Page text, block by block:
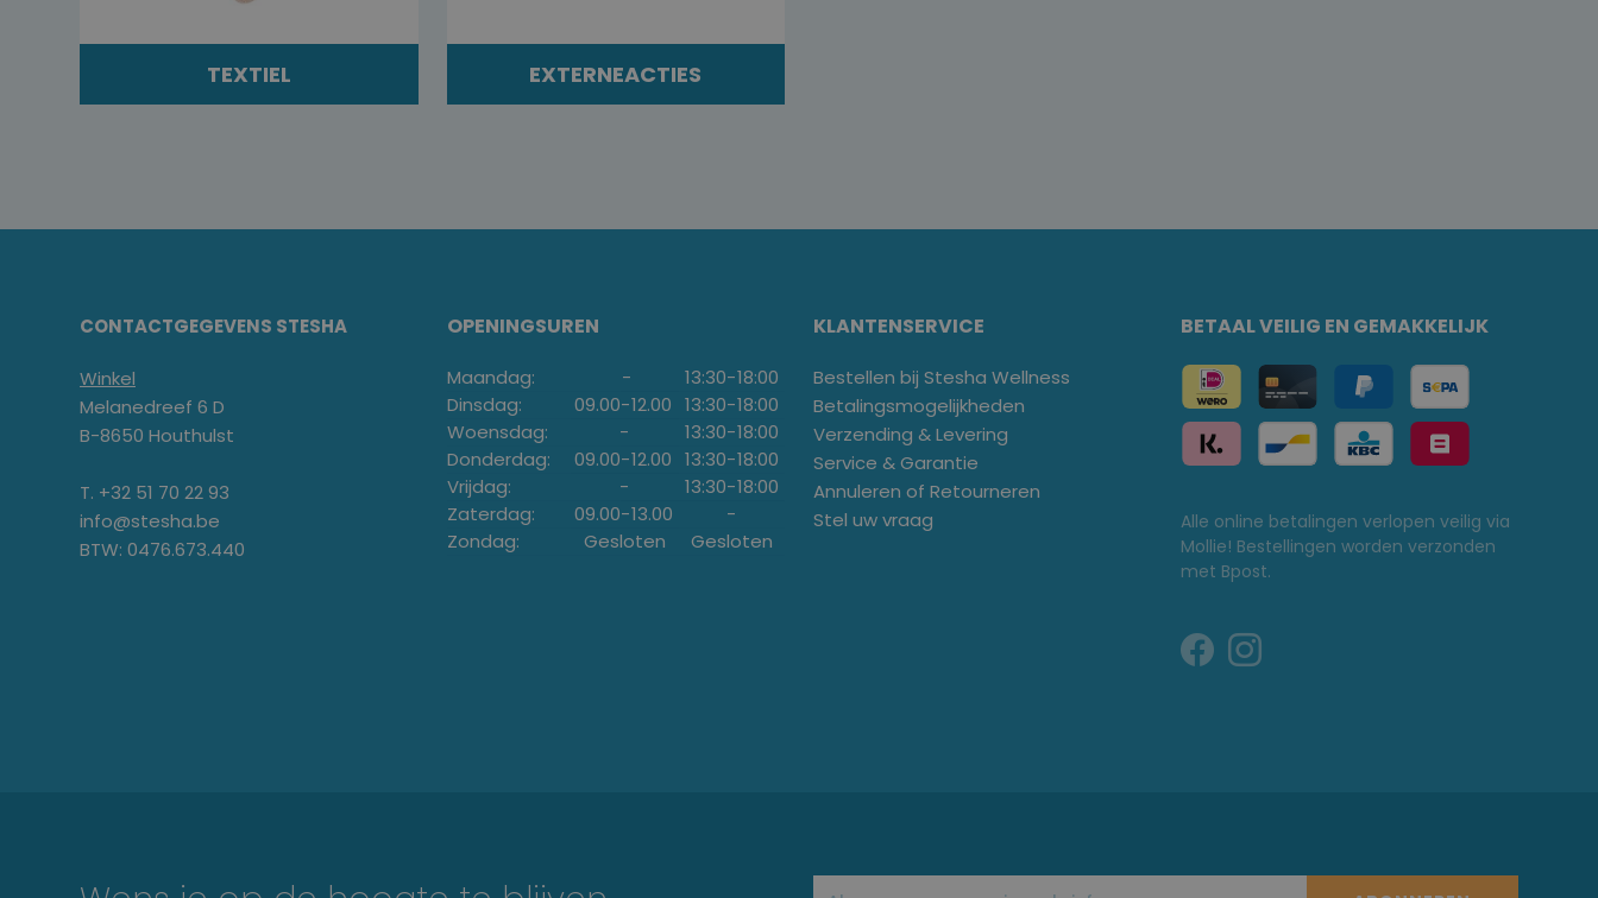
TEXTIEL EXTERNEACTIES
CONTACTGEGEVENS STESHA
Winkel
Melanedreef 6 D
B-8650 Houthulst
T. +32 51 70 22 93
info@stesha.be
BTW: 0476.673.440
OPENINGSUREN
Maandag: - 13:30-18:00
Dinsdag:
09.00-12.00 13:30-18:00
Woensdag:
- 13:30-18:00
Donderdag:
09.00-12.00 13:30-18:00
Vrijdag:
- 13:30-18:00
Zaterdag:
09.00-13.00
-
Zondag:
Gesloten Gesloten
KLANTENSERVICE
Bestellen bij Stesha Wellness
Betalingsmogelijkheden
Verzending & Levering
Service & Garantie
Annuleren of Retourneren
Stel uw vraag
BETAAL VEILIG EN GEMAKKELIJK
Alle online betalingen verlopen veilig via
Mollie! Bestellingen worden verzonden
met Bpost.